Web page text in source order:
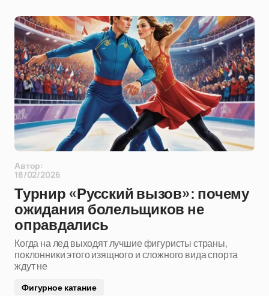
Автор:
18/02/2026
Турнир «Русский вызов»: почему
ожидания болельщиков не
оправдались
Когда на лед выходят лучшие фигуристы страны,
поклонники этого изящного и сложного вида спорта
ждут не
Фигурное катание